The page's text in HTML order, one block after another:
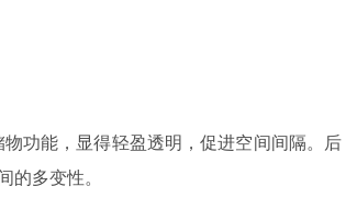
功能，显得轻盈透明，促进空间间隔。后
多变性。